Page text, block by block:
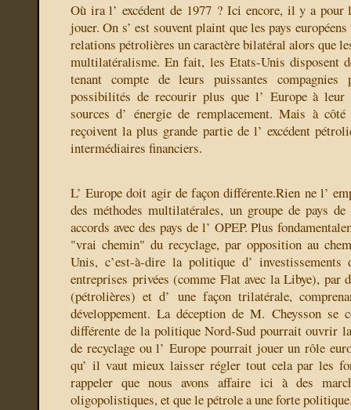
Où ira l’ excédent de 1977 ? Ici encore, il y a pour
jouer. On s’ est souvent plaint que les pays
relations pétrolières un caractère bilatéral alors que
multilatéralisme. En fait, les Etats-Unis disposent
tenant compte de leurs puissantes
possibilités de recourir plus que l’ Europe à
sources d’ énergie de remplacement. Mais à
reçoivent la plus grande partie de l’ excédent
intermédiaires financiers.
L’ Europe doit agir de façon différente.Rien ne l’
des méthodes multilatérales, un groupe de pays
accords avec des pays de l’ OPEP. Plus
"vrai chemin" du recyclage, par opposition au
Unis, c’est-à-dire la politique d’ investissements
entreprises privées (comme Flat avec la Libye), par
(pétrolières) et d’ une façon trilatérale,
développement. La déception de M. Cheysson se
différente de la politique Nord-Sud pourrait ouvrir
de recyclage ou l’ Europe pourrait jouer un rôle
qu’ il vaut mieux laisser régler tout cela par les
rappeler que nous avons affaire ici à des
oligopolistiques, et que le pétrole a une forte